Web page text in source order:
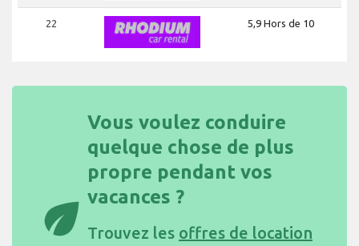
22 5,9 Hors de 10
eco
Vous voulez conduire
quelque chose de plus
propre pendant vos
vacances ?
Trouvez les offres de location